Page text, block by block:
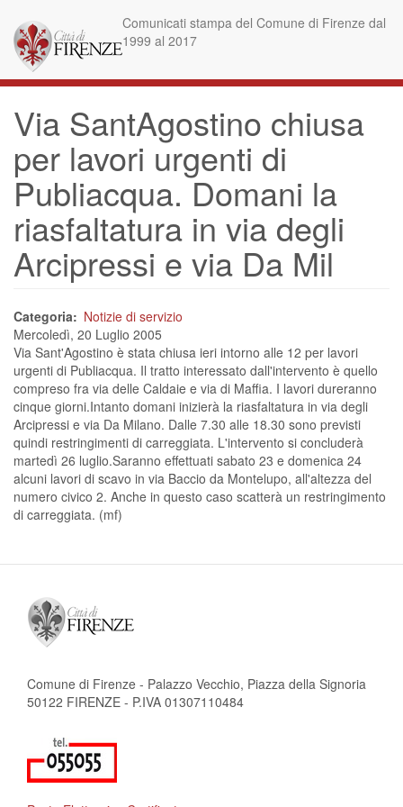
contenuto
principale
Comunicati stampa del Comune di Firenze dal
1999 al 2017
Via SantAgostino chiusa
per lavori urgenti di
Publiacqua. Domani la
riasfaltatura in via degli
Arcipressi e via Da Mil
Categoria
Notizie di servizio
Mercoledì, 20 Luglio 2005
Via Sant'Agostino è stata chiusa ieri intorno alle 12 per lavori
urgenti di Publiacqua. Il tratto interessato dall'intervento è quello
compreso fra via delle Caldaie e via di Maffia. I lavori dureranno
cinque giorni.Intanto domani inizierà la riasfaltatura in via degli
Arcipressi e via Da Milano. Dalle 7.30 alle 18.30 sono previsti
quindi restringimenti di carreggiata. L'intervento si concluderà
martedì 26 luglio.Saranno effettuati sabato 23 e domenica 24
alcuni lavori di scavo in via Baccio da Montelupo, all'altezza del
numero civico 2. Anche in questo caso scatterà un restringimento
di carreggiata. (mf)
Comune di Firenze - Palazzo Vecchio, Piazza della Signoria
50122 FIRENZE - P.IVA 01307110484